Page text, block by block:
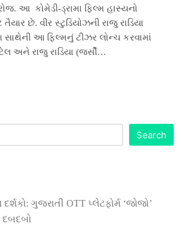
આ કોમેડી-ડ્રામા ફિલ્મ હાસ્યનો
છે. વીર સ્ટુડિયોઝની રાજુ રાડિયા
આ ફિલ્મનું ટીઝર લોન્ચ કરવામાં
રાજુ રાડિયા (જર્સી…
Search
ગુજરાતી OTT પ્લેટફોર્મ ‘જોજો’
દબદબો